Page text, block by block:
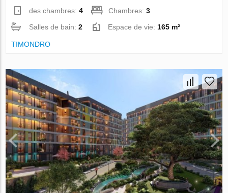
des chambres:4 Chambres:3
Salles de bain:2 Espace de vie:165 m²
TIMONDRO